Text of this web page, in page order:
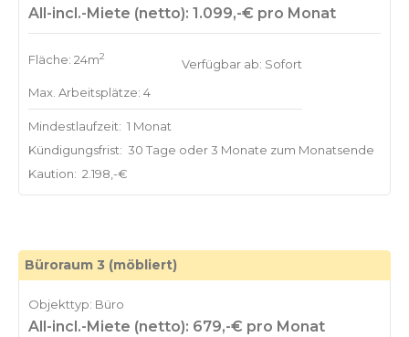
All-incl.-Miete (netto): 1.099,-€ pro Monat
Fläche: 24m2
Max. Arbeitsplätze: 4
Verfügbar ab: Sofort
Mindestlaufzeit: 1 Monat
Kündigungsfrist: 30 Tage oder 3 Monate zum Monatsende
Kaution: 2.198,-€
Büroraum 3 (möbliert)
Objekttyp: Büro
All-incl.-Miete (netto): 679,-€ pro Monat